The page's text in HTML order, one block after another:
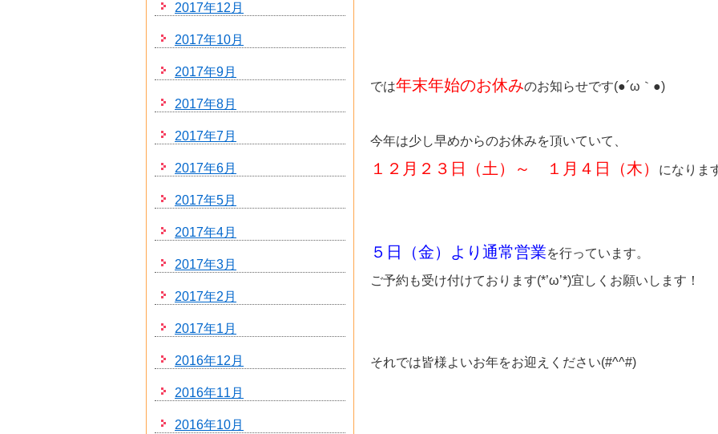
では年末年始のお休みのお知らせです(●´ω｀●)
今年は少し早めからのお休みを頂いていて、
１２月２３日（土）～ １月４日（木） になりま
５日（金）より通常営業を行っています。
ご予約も受け付けております(*’ω’*)宜しくお願いします！
それでは皆様よいお年をお迎えください(#^^#)
2017年12月
2017年10月
2017年9月
2017年8月
2017年7月
2017年6月
2017年5月
2017年4月
2017年3月
2017年2月
2017年1月
2016年12月
2016年11月
2016年10月